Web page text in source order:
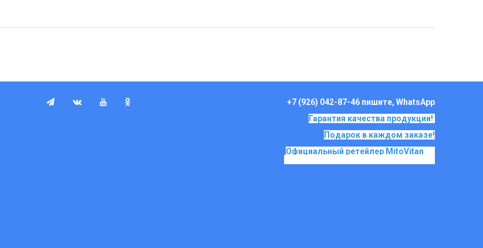
+7 (926) 042-87-46 пишите, WhatsApp
Гарантия качества продукции!
Подарок в каждом заказе!
Официальный ретейлер MitoVitan